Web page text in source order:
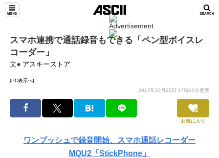
スマホ連携で通話録音もできる「ペン型ボイスレ
コーダー」
文● アスキーストア
[PC表示へ]
2017年10月25日 17時00分更新
お気に入り
ワンプッシュで録音開始、スマホ通話レコーダー
MQU2「StickPhone」